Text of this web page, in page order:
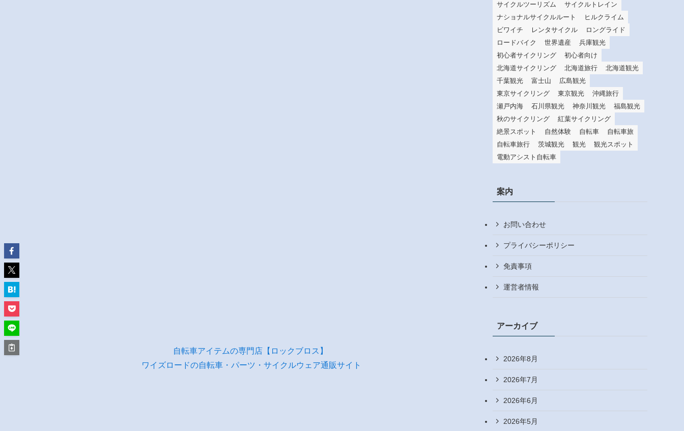
自転車アイテムの専門店【ロックブロス】
ワイズロードの自転車・パーツ・サイクルウェア通販サイト
サイクルツーリズム
サイクルトレイン
ナショナルサイクルルート
ヒルクライム
ビワイチ
レンタサイクル
ロングライド
ロードバイク
世界遺産
兵庫観光
初心者サイクリング
初心者向け
北海道サイクリング
北海道旅行
北海道観光
千葉観光
富士山
広島観光
東京サイクリング
東京観光
沖縄旅行
瀬戸内海
石川県観光 神奈川観光
福島観光
秋のサイクリング
紅葉サイクリング
絶景スポット
自然体験 自転車
自転車旅
自転車旅行
茨城観光 観光
観光スポット
電動アシスト自転車
案内
お問い合わせ
プライバシーポリシー
免責事項
運営者情報
アーカイブ
2026年8月
2026年7月
2026年6月
2026年5月